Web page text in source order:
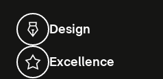
Design
Excellence